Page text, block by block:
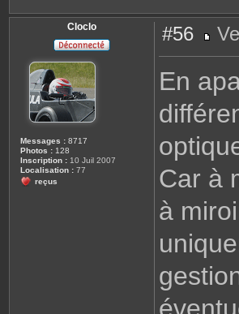
Cloclo
Messages : 8717
Photos : 128
Inscription : 10 Juil 2007
Localisation : 77
reçus
#56
e
En
Car à
à